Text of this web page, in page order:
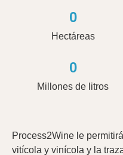
Hectáreas
0
Millones de litros
0
Process2Wine le
vitícola y vinícola y la